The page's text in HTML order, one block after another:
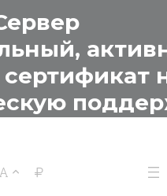
сертификат